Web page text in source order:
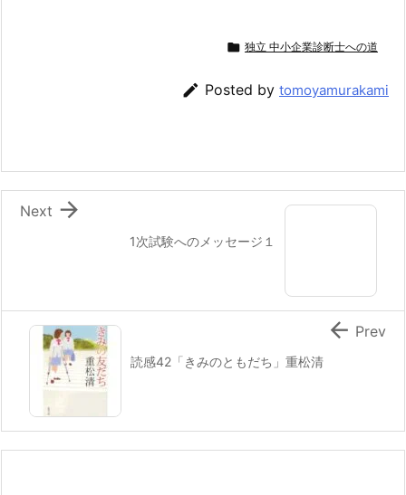
 独立 中小企業診断士への道
 Posted by tomoyamurakami
1次試験へのメッセージ１

Next
読感42「きみのともだち」重松清
 Prev